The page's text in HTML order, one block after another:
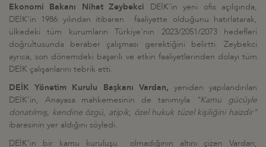
Ekonomi Bakanı Nihat Zeybekci DEİK'in yeni ofis açılışında,
DEİK'in 1986 yılından itibaren faaliyette olduğunu hatırlatarak,
ülkedeki tüm kurumların Türkiye'nin 2023/2051/2073 hedefleri
doğrultusunda beraber çalışması gerektiğini belirtti. Zeybekci
ayrıca, son dönemdeki başarılı ve etkin faaliyetlerinden dolayı tüm
DEİK çalışanlarını tebrik etti.
DEİK Yönetim Kurulu Başkanı Vardan, yeniden yapılandırılan
DEİK'in, Anayasa mahkemesinin de tanımıyla
"Kamu gücüyle
donatılmış, kendine özgü, atipik, özel hukuk tüzel kişiliğini haizdir"
ibaresinin yer aldığını söyledi.
DEİK'in bir kamu kuruluşu olmadığının altını çizen Vardan,